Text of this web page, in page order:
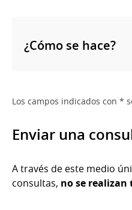
¿Cómo se hace?
Los campos indicados con *
Enviar una
A través de este medio
consultas, no se